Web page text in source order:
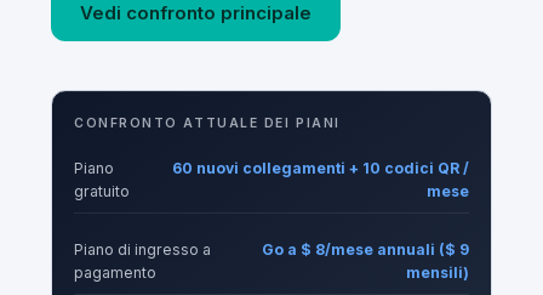
Vedi confronto principale
CONFRONTO ATTUALE DEI PIANI
Piano
gratuito
60 nuovi collegamenti + 10 codici QR /
mese
Piano di ingresso a
pagamento
Go a $ 8/mese annuali ($ 9
mensili)